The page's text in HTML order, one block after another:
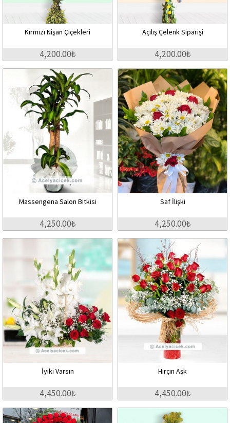
Kırmızı Nişan Çiçekleri
4,200.00₺
Açılış Çelenk Siparişi
4,200.00₺
Massengena Salon Bitkisi
4,250.00₺
Saf İlişki
4,250.00₺
İyiki Varsın
4,450.00₺
Hırçın Aşk
4,450.00₺